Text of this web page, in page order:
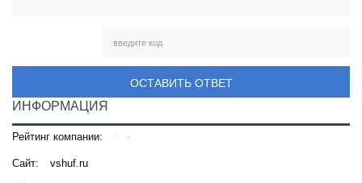
ОСТАВИТЬ ОТВЕТ
ИНФОРМАЦИЯ
Рейтинг компании:
Сайт: vshuf.ru